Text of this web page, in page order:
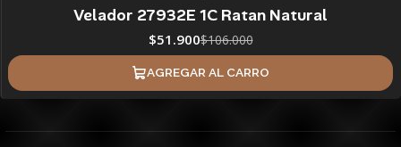
Velador 27932E 1C Ratan Natural
$51.900$106.000
AGREGAR AL CARRO